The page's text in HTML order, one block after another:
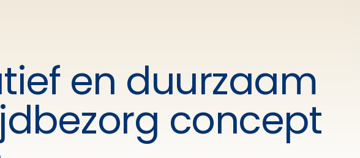
en duurzaam
concept